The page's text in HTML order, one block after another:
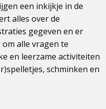
een inkijkje in de
alles over de
gegeven en er
alle vragen te
en leerzame activiteiten
schminken en